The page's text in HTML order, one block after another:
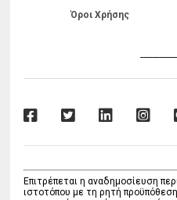
Όροι Χρήσης
Επιτρέπεται η αναδημοσίευση
ιστοτόπου με τη ρητή